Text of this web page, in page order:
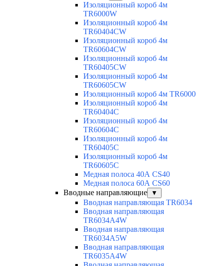
Изоляционный короб 4м
TR6000W
Изоляционный короб 4м
TR60404CW
Изоляционный короб 4м
TR60604CW
Изоляционный короб 4м
TR60405CW
Изоляционный короб 4м
TR60605CW
Изоляционный короб 4м TR6000
Изоляционный короб 4м
TR60404C
Изоляционный короб 4м
TR60604C
Изоляционный короб 4м
TR60405C
Изоляционный короб 4м
TR60605C
Медная полоса 40А CS40
Медная полоса 60А CS60
Вводные направляющие
▼
Вводная направляющая TR6034
Вводная направляющая
TR6034A4W
Вводная направляющая
TR6034A5W
Вводная направляющая
TR6035A4W